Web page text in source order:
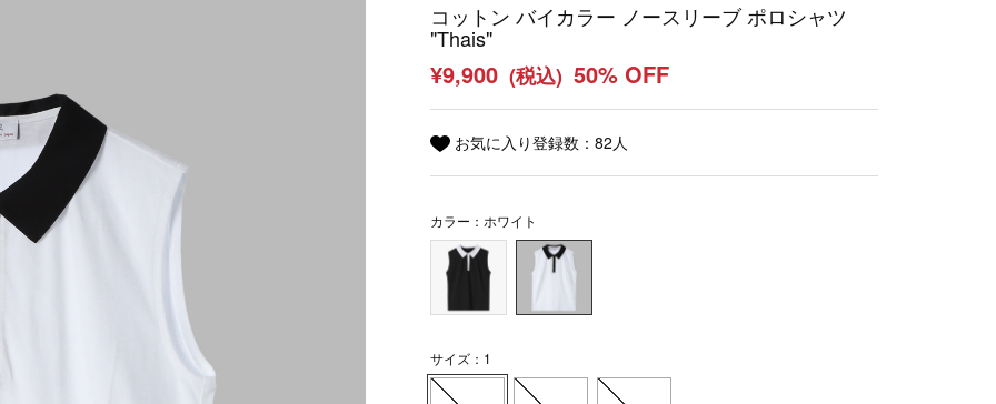
コットン バイカラー ノースリーブ ポロシャツ
"Thais"
¥9,900 (税込) 50% OFF
お気に入り登録数：82人
カラー：ホワイト
サイズ：1